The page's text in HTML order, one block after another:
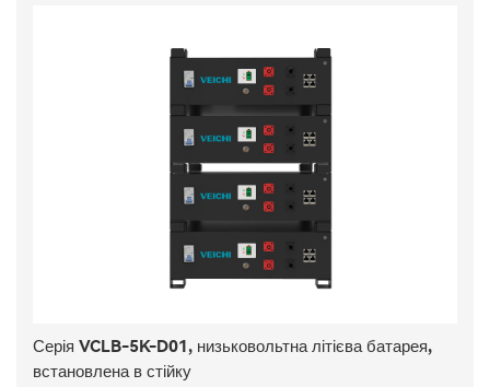
Серія VCLB-5K-D01, низьковольтна літієва батарея,
встановлена ​​в стійку